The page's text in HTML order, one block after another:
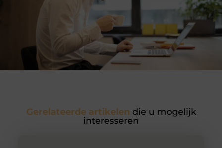
Gerelateerde artikelen die u mogelijk
interesseren